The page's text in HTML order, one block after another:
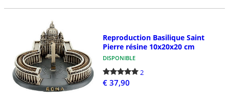
Reproduction Basilique Saint
Pierre résine 10x20x20 cm
DISPONIBLE
2
€ 37,90